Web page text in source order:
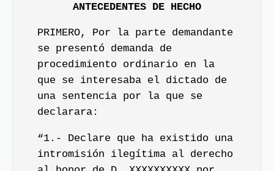
ANTECEDENTES DE HECHO
PRIMERO, Por la parte demandante
se presentó demanda de
procedimiento ordinario en la
que se interesaba el dictado de
una sentencia por la que se
declarara:
“1.- Declare que ha existido una
intromisión ilegítima al derecho